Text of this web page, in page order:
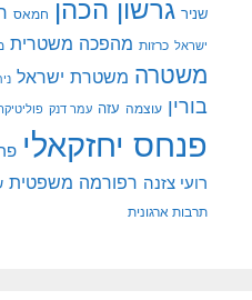
שניר גרשון הכהן חמאס
ישראל כרזות מהפכה משטרית
משטרה משטרת ישראל
בורין עוצמה עזה עמר דנק
פנחס יחזקאלי
רועי צזנה רפורמה משפטית
תרבות ארגונית